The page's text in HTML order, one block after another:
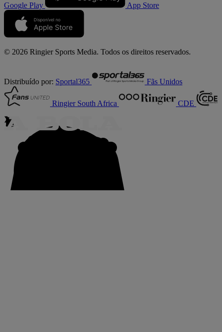
Google Play App Store
© 2026 Ringier Sports Media. Todos os direitos reservados.
Distribuído por: Sportal365 Fãs Unidos
Ringier South Africa CDE